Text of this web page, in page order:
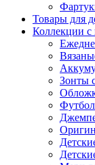
Товары для
Коллекции с
Зонты